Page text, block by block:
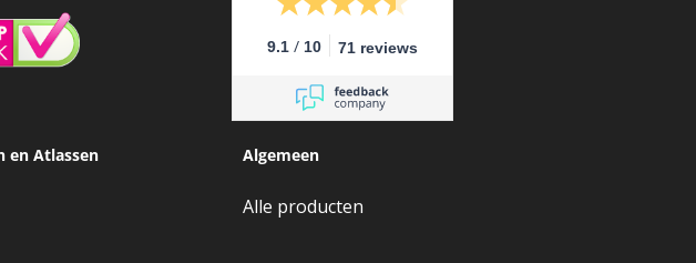
9.1 / 10 71 reviews
en Atlassen Algemeen
Alle producten